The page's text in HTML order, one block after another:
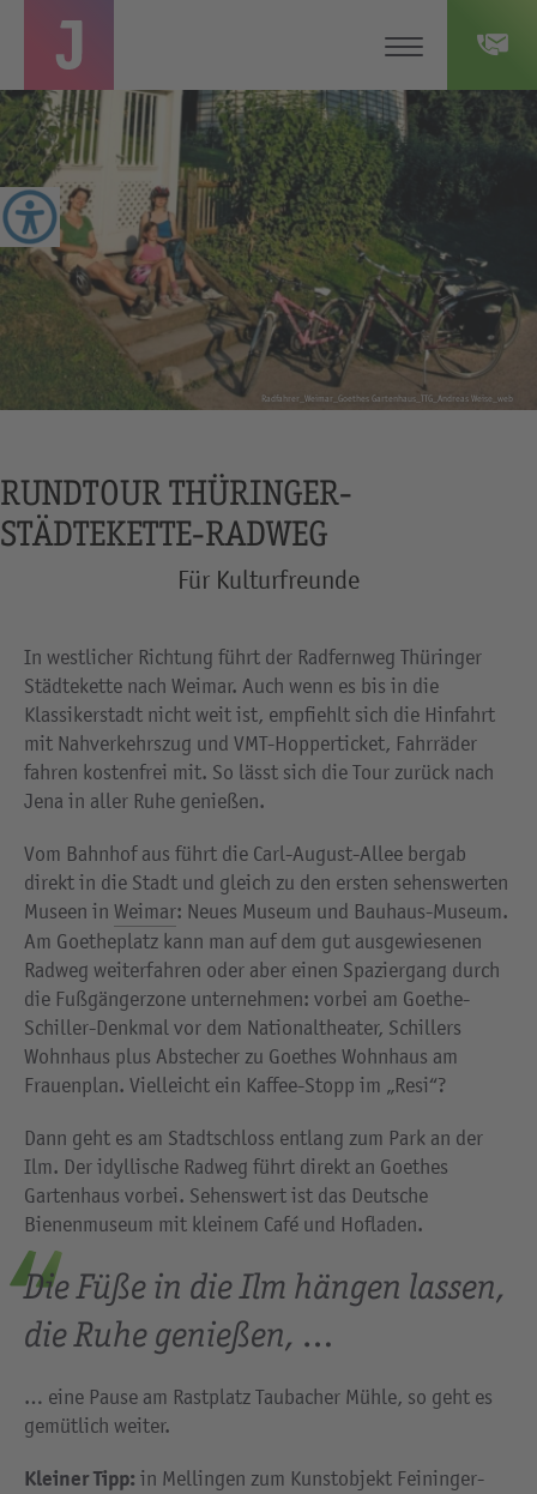
Radfahrer_Weimar_Goethes Gartenhaus_TTG_Andreas Weise_web
RUNDTOUR THÜRINGER-
STÄDTEKETTE-RADWEG
Für Kulturfreunde
In westlicher Richtung führt der Radfernweg Thüringer
Städtekette nach Weimar. Auch wenn es bis in die
Klassikerstadt nicht weit ist, empfiehlt sich die Hinfahrt
mit Nahverkehrszug und VMT-Hopperticket, Fahrräder
fahren kostenfrei mit. So lässt sich die Tour zurück nach
Jena in aller Ruhe genießen.
Vom Bahnhof aus führt die Carl-August-Allee bergab
direkt in die Stadt und gleich zu den ersten sehenswerten
Museen in Weimar: Neues Museum und Bauhaus-Museum.
Am Goetheplatz kann man auf dem gut ausgewiesenen
Radweg weiterfahren oder aber einen Spaziergang durch
die Fußgängerzone unternehmen: vorbei am Goethe-
Schiller-Denkmal vor dem Nationaltheater, Schillers
Wohnhaus plus Abstecher zu Goethes Wohnhaus am
Frauenplan. Vielleicht ein Kaffee-Stopp im „Resi“?
Dann geht es am Stadtschloss entlang zum Park an der
Ilm. Der idyllische Radweg führt direkt an Goethes
Gartenhaus vorbei. Sehenswert ist das Deutsche
Bienenmuseum mit kleinem Café und Hofladen.
Die Füße in die Ilm hängen lassen,
die Ruhe genießen, …
… eine Pause am Rastplatz Taubacher Mühle, so geht es
gemütlich weiter.
Kleiner Tipp: in Mellingen zum Kunstobjekt Feininger-